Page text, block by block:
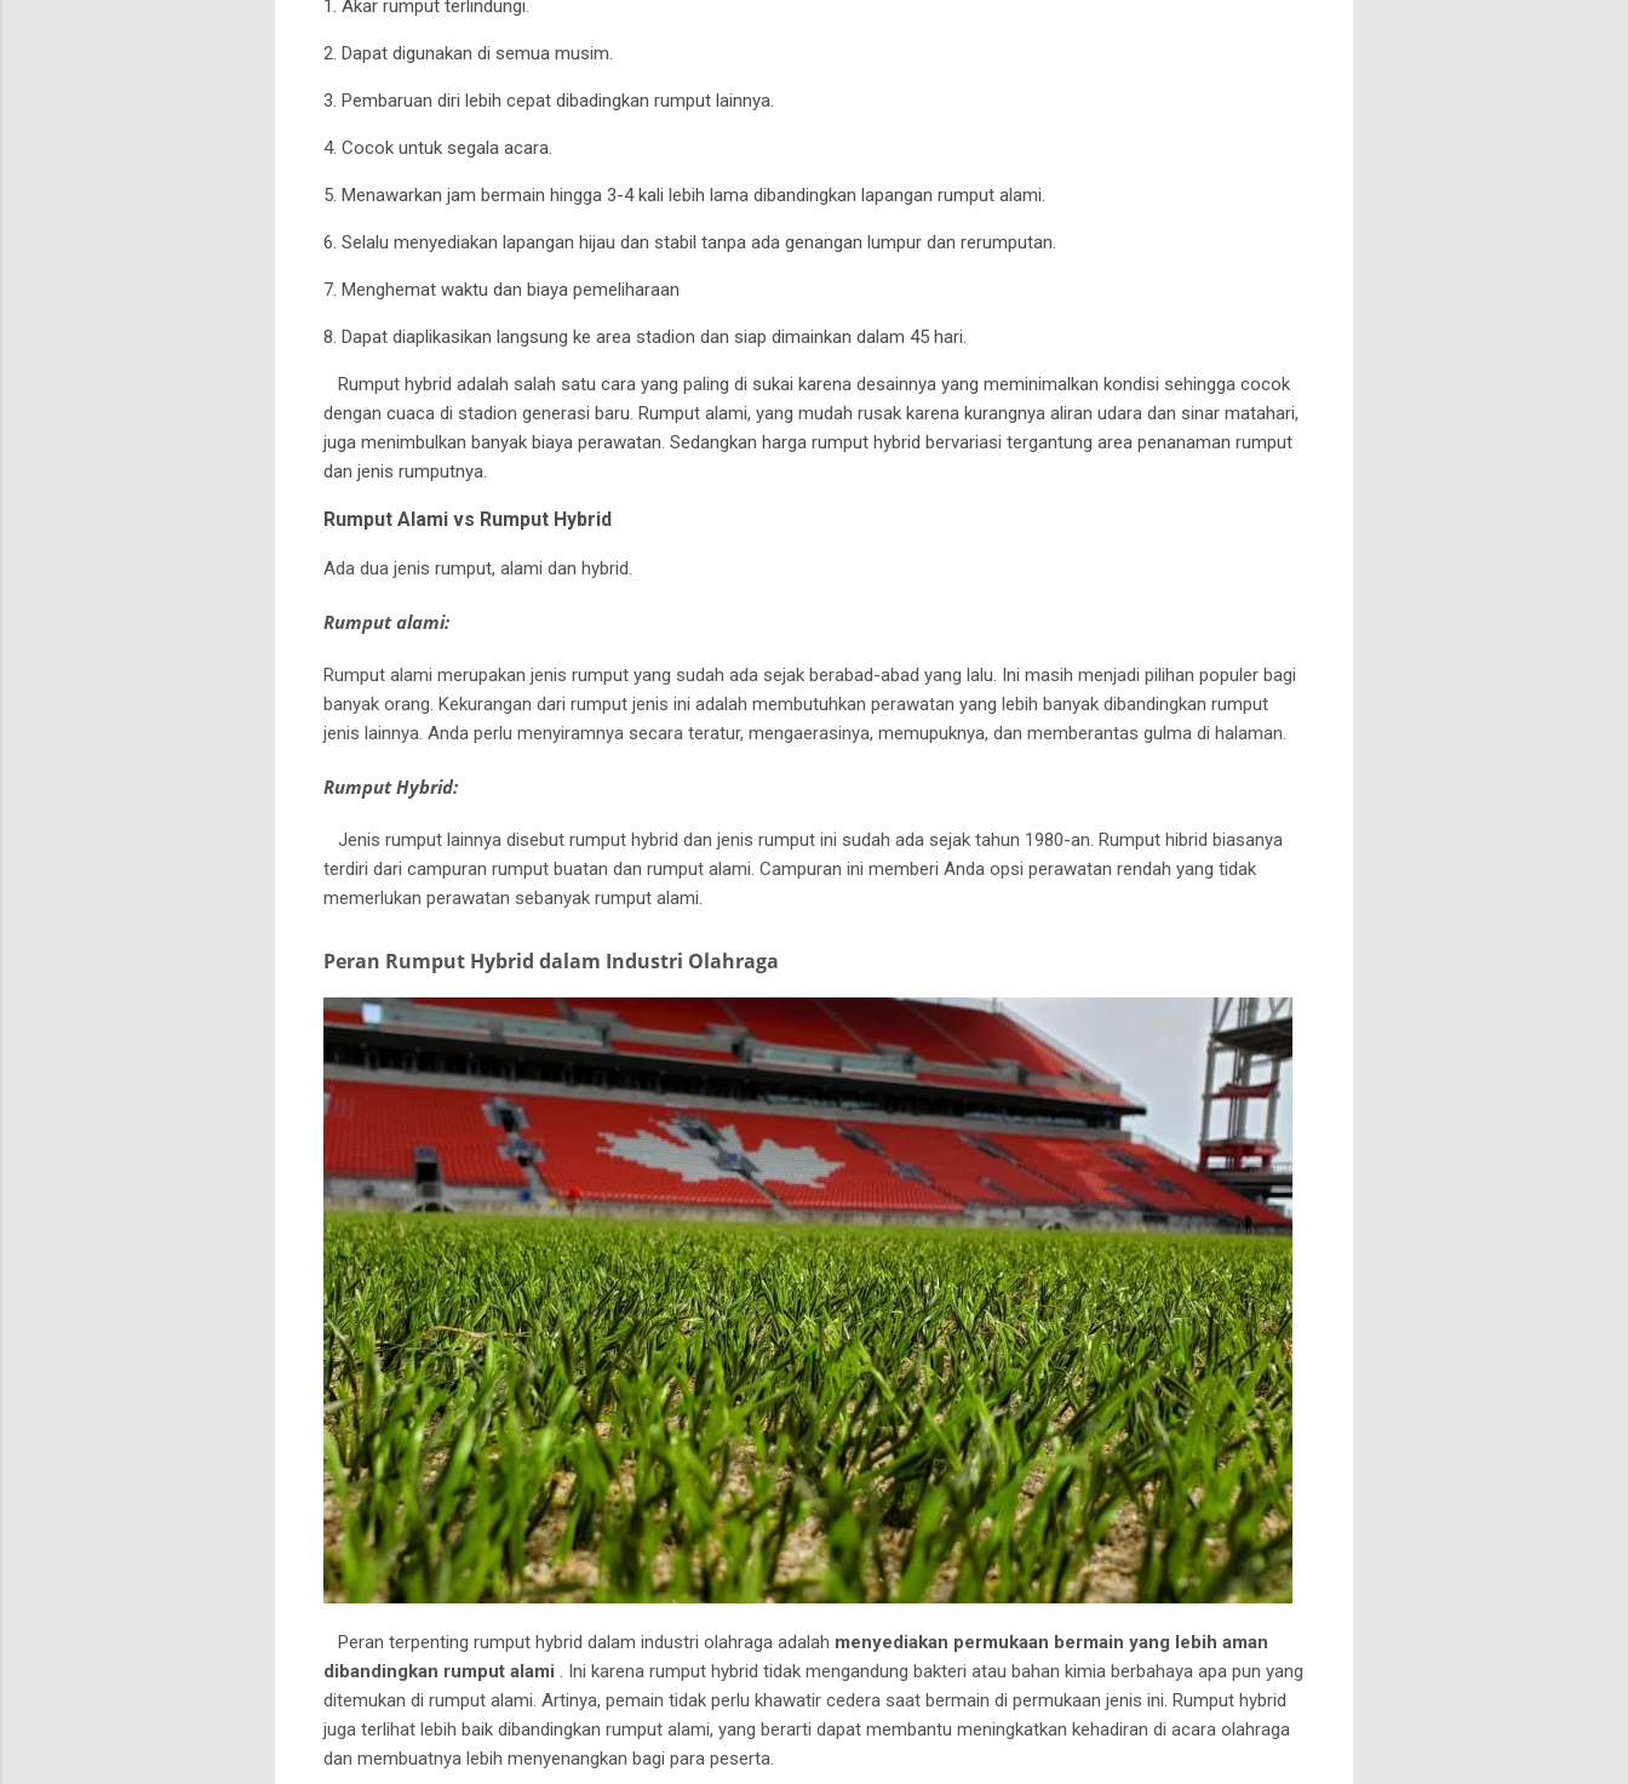
1. Akar rumput terlindungi.
2. Dapat digunakan di semua musim.
3. Pembaruan diri lebih cepat dibadingkan rumput lainnya.
4. Cocok untuk segala acara.
5. Menawarkan jam bermain hingga 3-4 kali lebih lama dibandingkan lapangan rumput alami.
6. Selalu menyediakan lapangan hijau dan stabil tanpa ada genangan lumpur dan rerumputan.
7. Menghemat waktu dan biaya pemeliharaan
8. Dapat diaplikasikan langsung ke area stadion dan siap dimainkan dalam 45 hari.
Rumput hybrid adalah salah satu cara yang paling di sukai karena desainnya yang meminimalkan kondisi sehingga cocok
dengan cuaca di stadion generasi baru. Rumput alami, yang mudah rusak karena kurangnya aliran udara dan sinar matahari,
juga menimbulkan banyak biaya perawatan. Sedangkan harga rumput hybrid bervariasi tergantung area penanaman rumput
dan jenis rumputnya.
Rumput Alami vs Rumput Hybrid
Ada dua jenis rumput, alami dan hybrid.
Rumput alami:
Rumput alami merupakan jenis rumput yang sudah ada sejak berabad-abad yang lalu. Ini masih menjadi pilihan populer bagi
banyak orang. Kekurangan dari rumput jenis ini adalah membutuhkan perawatan yang lebih banyak dibandingkan rumput
jenis lainnya. Anda perlu menyiramnya secara teratur, mengaerasinya, memupuknya, dan memberantas gulma di halaman.
Rumput Hybrid:
Jenis rumput lainnya disebut rumput hybrid dan jenis rumput ini sudah ada sejak tahun 1980-an. Rumput hibrid biasanya
terdiri dari campuran rumput buatan dan rumput alami. Campuran ini memberi Anda opsi perawatan rendah yang tidak
memerlukan perawatan sebanyak rumput alami.
Peran Rumput Hybrid dalam Industri Olahraga
Peran terpenting rumput hybrid dalam industri olahraga adalah menyediakan permukaan bermain yang lebih aman
dibandingkan rumput alami . Ini karena rumput hybrid tidak mengandung bakteri atau bahan kimia berbahaya apa pun yang
ditemukan di rumput alami. Artinya, pemain tidak perlu khawatir cedera saat bermain di permukaan jenis ini. Rumput hybrid
juga terlihat lebih baik dibandingkan rumput alami, yang berarti dapat membantu meningkatkan kehadiran di acara olahraga
dan membuatnya lebih menyenangkan bagi para peserta.